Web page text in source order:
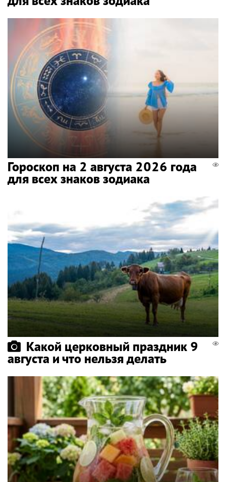
Гороскоп на 2 августа 2026 года
для всех знаков зодиака
Какой церковный праздник 9
августа и что нельзя делать